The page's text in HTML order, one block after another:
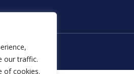
our traffic.
of cookies.